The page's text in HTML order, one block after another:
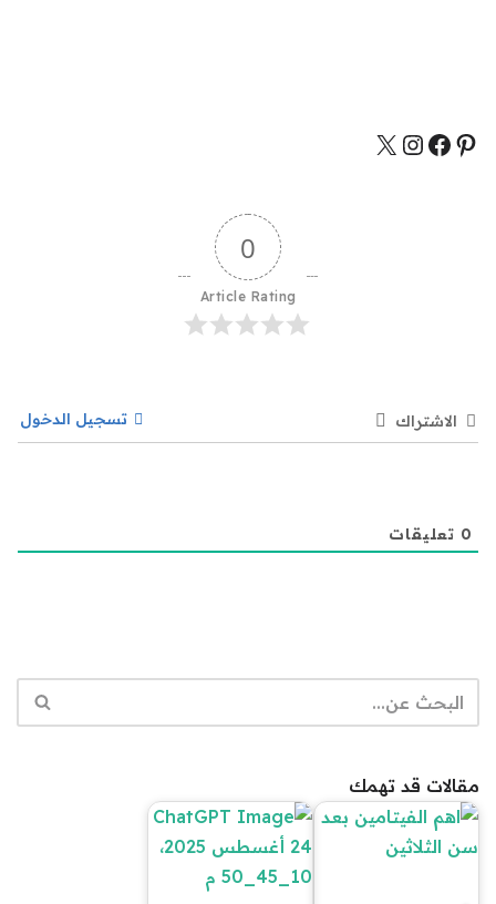
0
Article Rating
الاشتراك تسجيل الدخول
0 تعليقات
مقالات قد تهمك